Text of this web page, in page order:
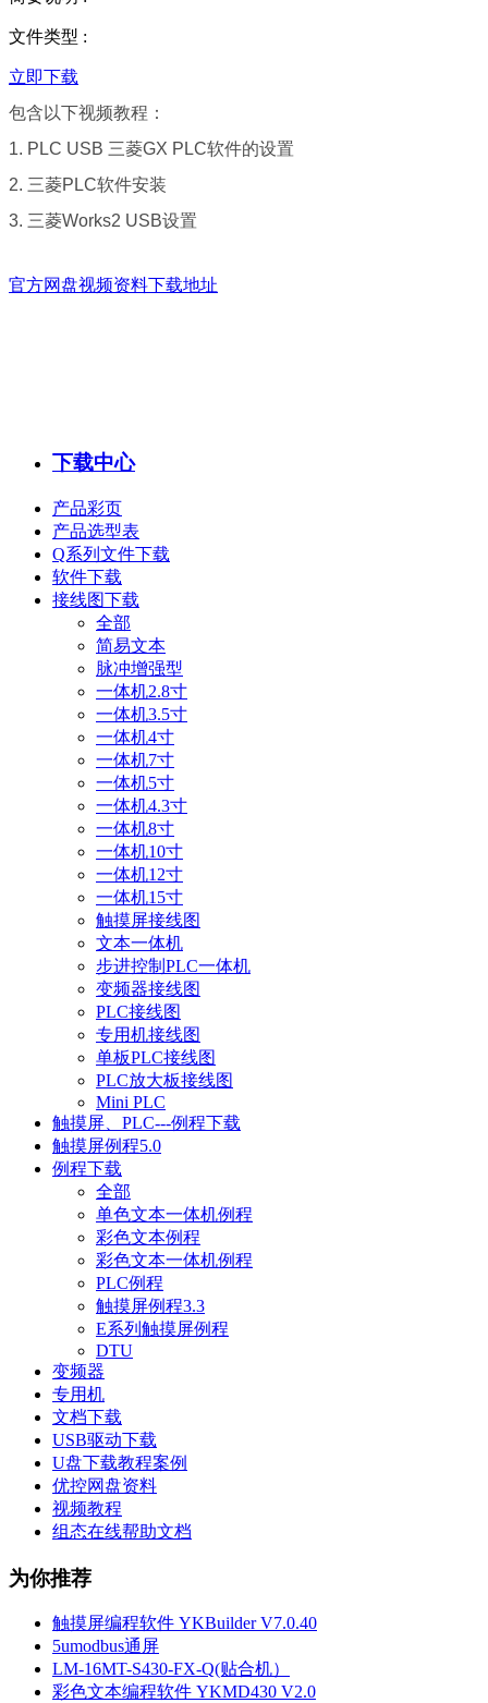
文件类型 :
立即下载
包含以下视频教程：
1. PLC USB 三菱GX PLC软件的设置
2. 三菱PLC软件安装
3. 三菱Works2 USB设置
官方网盘视频资料下载地址
下载中心
产品彩页
产品选型表
Q系列文件下载
软件下载
接线图下载
全部
简易文本
脉冲增强型
一体机2.8寸
一体机3.5寸
一体机4寸
一体机7寸
一体机5寸
一体机4.3寸
一体机8寸
一体机10寸
一体机12寸
一体机15寸
触摸屏接线图
文本一体机
步进控制PLC一体机
变频器接线图
PLC接线图
专用机接线图
单板PLC接线图
PLC放大板接线图
Mini PLC
触摸屏、PLC---例程下载
触摸屏例程5.0
例程下载
全部
单色文本一体机例程
彩色文本例程
彩色文本一体机例程
PLC例程
触摸屏例程3.3
E系列触摸屏例程
DTU
变频器
专用机
文档下载
USB驱动下载
U盘下载教程案例
优控网盘资料
视频教程
组态在线帮助文档
为你推荐
触摸屏编程软件 YKBuilder V7.0.40
5umodbus通屏
LM-16MT-S430-FX-Q(贴合机）
彩色文本编程软件 YKMD430 V2.0